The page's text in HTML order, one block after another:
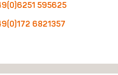
595625
6821357